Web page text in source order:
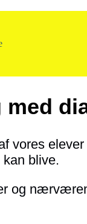
vores
blive.
og